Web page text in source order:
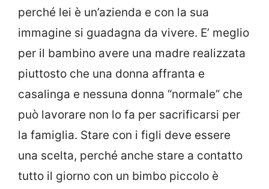
perché lei è un’azienda e con la sua
immagine si guadagna da vivere. E’ meglio
per il bambino avere una madre realizzata
piuttosto che una donna affranta e
casalinga e nessuna donna “normale” che
può lavorare non lo fa per sacrificarsi per
la famiglia. Stare con i figli deve essere
una scelta, perché anche stare a contatto
tutto il giorno con un bimbo piccolo è